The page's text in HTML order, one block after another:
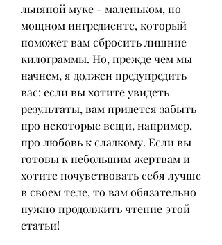
льняной муке - маленьком, но
мощном ингредиенте, который
поможет вам сбросить лишние
килограммы. Но, прежде чем мы
начнем, я должен предупредить
вас: если вы хотите увидеть
результаты, вам придется забыть
про некоторые вещи, например,
про любовь к сладкому. Если вы
готовы к небольшим жертвам и
хотите почувствовать себя лучше
в своем теле, то вам обязательно
нужно продолжить чтение этой
статьи!